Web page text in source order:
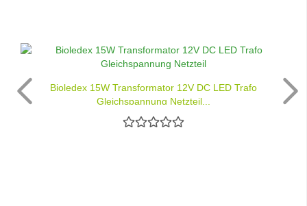
Bioledex 15W Transformator 12V DC LED Trafo
Gleichspannung Netzteil...